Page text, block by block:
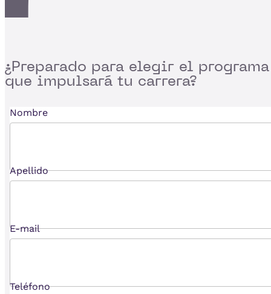
¿Preparado para elegir el programa
que impulsará tu carrera?